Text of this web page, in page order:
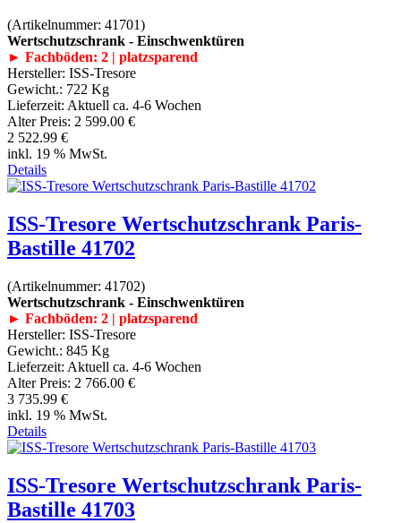
(Artikelnummer: 41701)
Wertschutzschrank - Einschwenktüren
► Fachböden: 2 | platzsparend
Hersteller: ISS-Tresore
Gewicht.: 722 Kg
Lieferzeit: Aktuell ca. 4-6 Wochen
Alter Preis: 2 599.00 €
2 522.99 €
inkl. 19 % MwSt.
Details
ISS-Tresore Wertschutzschrank Paris-
Bastille 41702
(Artikelnummer: 41702)
Wertschutzschrank - Einschwenktüren
► Fachböden: 2 | platzsparend
Hersteller: ISS-Tresore
Gewicht.: 845 Kg
Lieferzeit: Aktuell ca. 4-6 Wochen
Alter Preis: 2 766.00 €
3 735.99 €
inkl. 19 % MwSt.
Details
ISS-Tresore Wertschutzschrank Paris-
Bastille 41703